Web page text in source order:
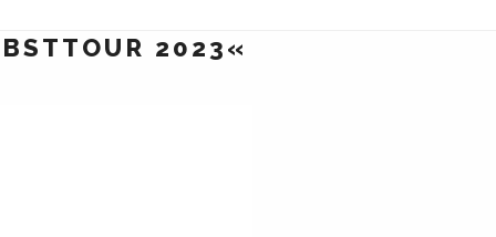
2023«